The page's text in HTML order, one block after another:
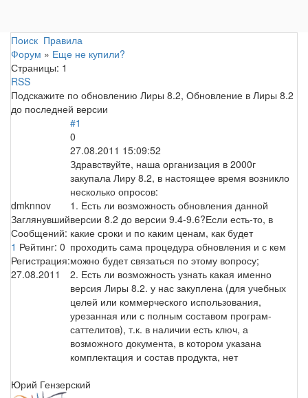
Поиск Правила
Форум » Еще не купили?
Страницы: 1
RSS
Подскажите по обновлению Лиры 8.2, Обновление в Лиры 8.2
до последней версии
dmknnov
Заглянувший
Сообщений:
1 Рейтинг: 0
Регистрация:
27.08.2011
#1
0
27.08.2011 15:09:52
Здравствуйте, наша организация в 2000г
закупала Лиру 8.2, в настоящее время возникло
несколько опросов:
1. Есть ли возможность обновления данной
версии 8.2 до версии 9.4-9.6?Если есть-то, в
какие сроки и по каким ценам, как будет
проходить сама процедура обновления и с кем
можно будет связаться по этому вопросу;
2. Есть ли возможность узнать какая именно
версия Лиры 8.2. у нас закуплена (для учебных
целей или коммерческого использования,
урезанная или с полным составом програм-
саттелитов), т.к. в наличии есть ключ, а
возможного документа, в котором указана
комплектация и состав продукта, нет
Юрий Гензерский